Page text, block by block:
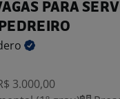
PARA
3.000,00